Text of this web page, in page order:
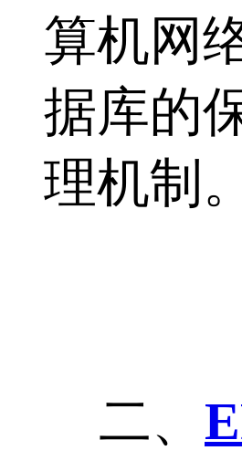
算机网
据库的
理机制。
二、